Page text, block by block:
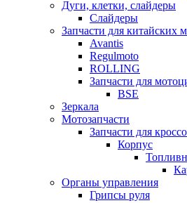
Дуги, клетки, слайдеры
Слайдеры
Запчасти для китайских
Avantis
Regulmoto
ROLLING
Запчасти для
BSE
Зеркала
Мотозапчасти
Запчасти для
Корпус
Органы управления
Грипсы руля